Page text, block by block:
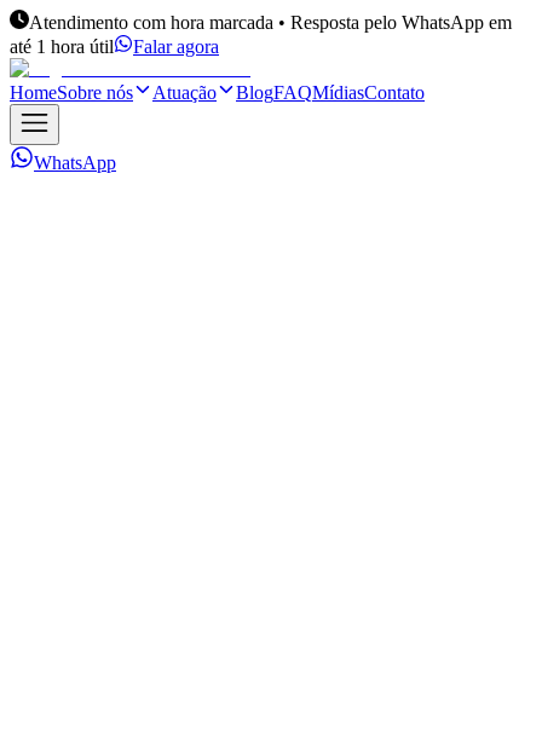
Atendimento com hora marcada • Resposta pelo WhatsApp em
até 1 hora útil
Falar agora
HomeSobre nós Atuação BlogFAQMídiasContato
WhatsApp